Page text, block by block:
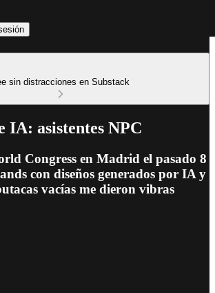
sin distracciones en Substack
IA: asistentes NPC
Congress en Madrid el pasado 8
con diseños generados por IA y
vacías me dieron vibras